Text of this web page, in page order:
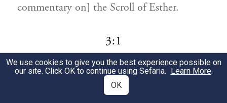
commentary on] the Scroll of Esther.
3:1
נבוכדנצר, רומיה - הוא גובהו הוא
We use cookies to give you the best experience possible on
our site. Click OK to continue using Sefaria. Learn More.
OK